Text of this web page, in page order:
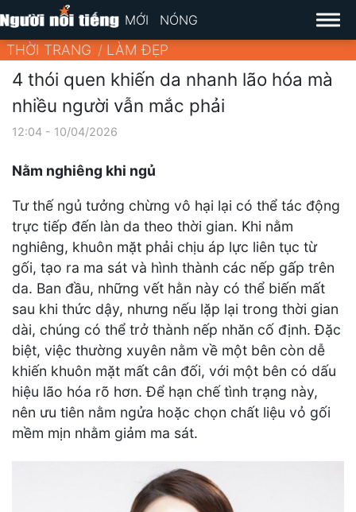
MỚI NÓNG
THỜI TRANG LÀM ĐẸP
4 thói quen khiến da nhanh lão hóa mà
nhiều người vẫn mắc phải
12:04 - 10/04/2026
Nằm nghiêng khi ngủ
Tư thế ngủ tưởng chừng vô hại lại có thể tác động
trực tiếp đến làn da theo thời gian. Khi nằm
nghiêng, khuôn mặt phải chịu áp lực liên tục từ
gối, tạo ra ma sát và hình thành các nếp gấp trên
da. Ban đầu, những vết hằn này có thể biến mất
sau khi thức dậy, nhưng nếu lặp lại trong thời gian
dài, chúng có thể trở thành nếp nhăn cố định. Đặc
biệt, việc thường xuyên nằm về một bên còn dễ
khiến khuôn mặt mất cân đối, với một bên có dấu
hiệu lão hóa rõ hơn. Để hạn chế tình trạng này,
nên ưu tiên nằm ngửa hoặc chọn chất liệu vỏ gối
mềm mịn nhằm giảm ma sát.